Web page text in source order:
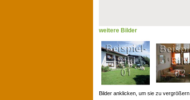
weitere Bilder
Bilder anklicken, um sie zu vergrößern